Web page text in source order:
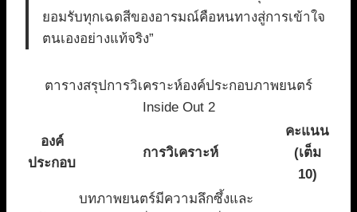
ยอมรับทุกเฉดสีของอารมณ์คือหนทางสู่การเข้าใจ
ตนเองอย่างแท้จริง”
ตารางสรุปการวิเคราะห์องค์ประกอบภาพยนตร์
Inside Out 2
องค์
ประกอบ
การวิเคราะห์
คะแนน
(เต็ม
10)
บทภาพยนตร์มีความลึกซึ้งและ